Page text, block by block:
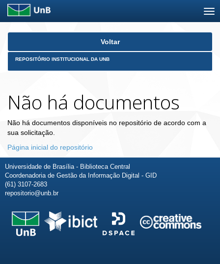
Skip
Voltar
REPOSITÓRIO INSTITUCIONAL DA UNB
Não há documentos
Não há documentos disponíveis no repositório de acordo com a
sua solicitação.
Página inicial do repositório
Universidade de Brasília - Biblioteca Central
Coordenadoria de Gestão da Informação Digital - GID
(61) 3107-2683
repositorio@unb.br